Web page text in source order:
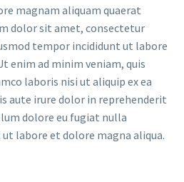
magnam aliquam quaerat
dolor sit amet, consectetur
tempor incididunt ut labore
enim ad minim veniam, quis
laboris nisi ut aliquip ex ea
aute irure dolor in reprehenderit
dolore eu fugiat nulla
labore et dolore magna aliqua.